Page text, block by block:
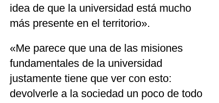
idea de que la universidad está mucho
más presente en el territorio».
«Me parece que una de las misiones
fundamentales de la universidad
justamente tiene que ver con esto:
devolverle a la sociedad un poco de todo